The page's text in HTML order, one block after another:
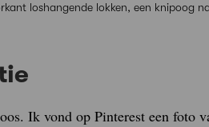
loshangende lokken, een knipoog
Ik vond op Pinterest een foto